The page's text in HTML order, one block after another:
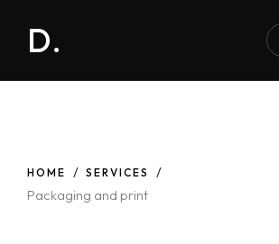
D.
HOME SERVICES
Packaging and print